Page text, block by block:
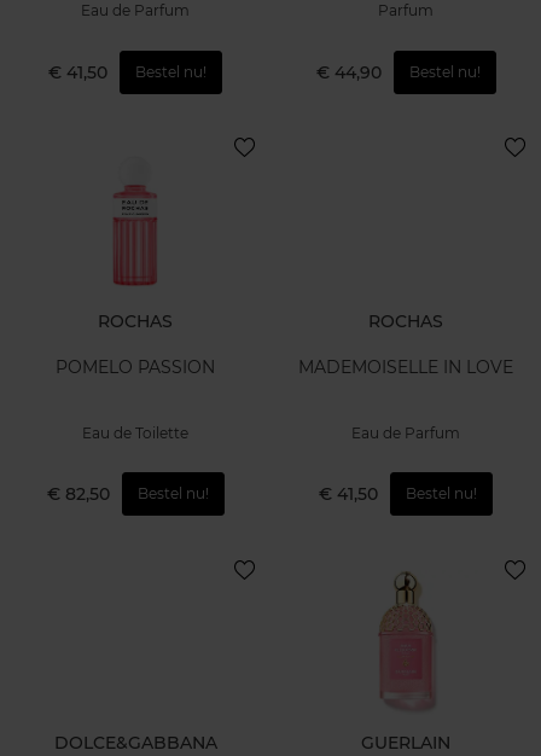
Eau de Parfum
€ 41,50 Bestel nu!
Parfum
€ 44,90 Bestel nu!
ROCHAS
POMELO PASSION
Eau de Toilette
€ 82,50 Bestel nu!
ROCHAS
MADEMOISELLE IN LOVE
Eau de Parfum
€ 41,50 Bestel nu!
DOLCE&GABBANA GUERLAIN